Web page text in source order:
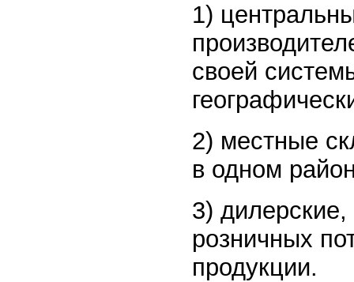
1)
своей
2) местные
в одном
3)
розничных
продукции.